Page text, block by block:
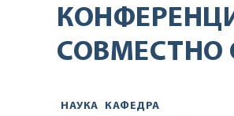
СОВМЕСТНО
НАУКА КАФЕДРА